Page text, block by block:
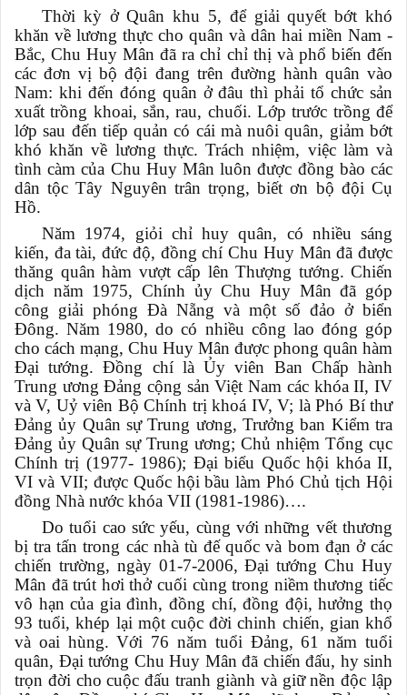
Thời kỳ ở Quân khu 5, để giải quyết bớt khó
khăn về lương thực cho quân và dân hai miền Nam -
Bắc, Chu Huy Mân đã ra chỉ chỉ thị và phổ biến đến
các đơn vị bộ đội đang trên đường hành quân vào
Nam: khi đến đóng quân ở đâu thì phải tổ chức sản
xuất trồng khoai, sắn, rau, chuối. Lớp trước trồng để
lớp sau đến tiếp quản có cái mà nuôi quân, giảm bớt
khó khăn về lương thực. Trách nhiệm, việc làm và
tình càm của Chu Huy Mân luôn được đồng bào các
dân tộc Tây Nguyên trân trọng, biết ơn bộ đội Cụ
Hồ.
Năm 1974, giỏi chỉ huy quân, có nhiều sáng
kiến, đa tài, đức độ, đồng chí Chu Huy Mân đã được
thăng quân hàm vượt cấp lên Thượng tướng. Chiến
dịch năm 1975, Chính ủy Chu Huy Mân đã góp
công giải phóng Đà Nẵng và một số đảo ở biển
Đông. Năm 1980, do có nhiều công lao đóng góp
cho cách mạng, Chu Huy Mân được phong quân hàm
Đại tướng. Đồng chí là Ủy viên Ban Chấp hành
Trung ương Đảng cộng sản Việt Nam các khóa II, IV
và V, Uỷ viên Bộ Chính trị khoá IV, V; là Phó Bí thư
Đảng ủy Quân sự Trung ương, Trưởng ban Kiểm tra
Đảng ủy Quân sự Trung ương; Chủ nhiệm Tổng cục
Chính trị (1977- 1986); Đại biểu Quốc hội khóa II,
VI và VII; được Quốc hội bầu làm Phó Chủ tịch Hội
đồng Nhà nước khóa VII (1981-1986)….
Do tuổi cao sức yếu, cùng với những vết thương
bị tra tấn trong các nhà tù đế quốc và bom đạn ở các
chiến trường, ngày 01-7-2006, Đại tướng Chu Huy
Mân đã trút hơi thở cuối cùng trong niềm thương tiếc
vô hạn của gia đình, đồng chí, đồng đội, hưởng thọ
93 tuổi, khép lại một cuộc đời chinh chiến, gian khổ
và oai hùng. Với 76 năm tuổi Đảng, 61 năm tuổi
quân, Đại tướng Chu Huy Mân đã chiến đấu, hy sinh
trọn đời cho cuộc đấu tranh giành và giữ nền độc lập